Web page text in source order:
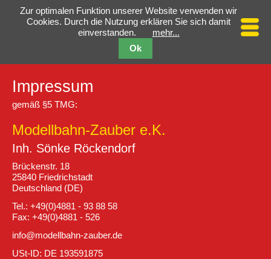
Impressum
gemäß §5 TMG:
Modellbahn-Zauber e.K.
Inh. Sönke Röckendorf
Brückenstr. 18
25840 Friedrichstadt
Deutschland (DE)
Tel.: +49(0)4881 - 93 88 58
Fax: +49(0)4881 - 526
info@modellbahn-zauber.de
USt-ID: DE 193591875
Zur optimalen Funktion unserer Website verwenden wir
Cookies. Durch die Nutzung erklären Sie sich damit
einverstanden.
mehr...
Ok